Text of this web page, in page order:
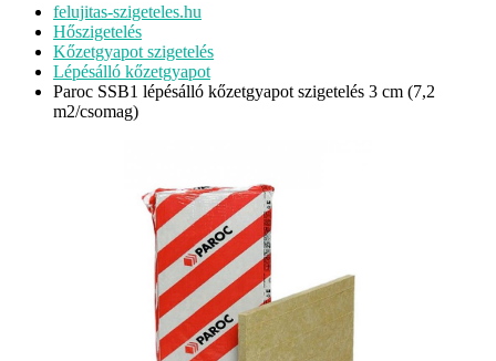
felujitas-szigeteles.hu
Hőszigetelés
Kőzetgyapot szigetelés
Lépésálló kőzetgyapot
Paroc SSB1 lépésálló kőzetgyapot szigetelés 3 cm (7,2
m2/csomag)